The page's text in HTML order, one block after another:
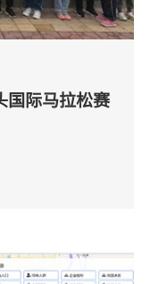
国际马拉松赛